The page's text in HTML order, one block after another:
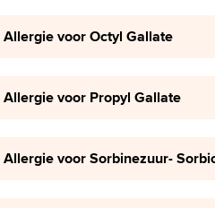
Allergie voor Octyl Gallate
Allergie voor Propyl Gallate
Allergie voor Sorbinezuur-